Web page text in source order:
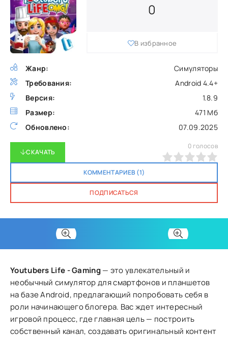
Жанр:
Симуляторы
Требования:
Android 4.4+
Версия:
1.8.9
Размер:
471 Мб
Обновлено:
07.09.2025
0
В избранное
СКАЧАТЬ
КОММЕНТАРИЕВ (1)
ПОДПИСАТЬСЯ
0 голосов
Youtubers Life - Gaming— это увлекательный и
необычный симулятор для смартфонов и планшетов
на базе Android, предлагающий попробовать себя в
роли начинающего блогера. Вас ждет интересный
игровой процесс, где главная цель — построить
собственный канал, создавать оригинальный контент